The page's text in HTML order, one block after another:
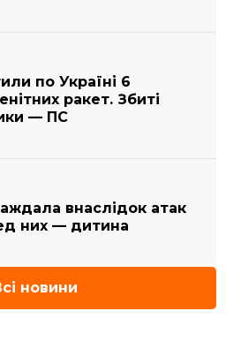
по Україні 6
ракет. Збиті
— ПС
внаслідок атак
них — дитина
новини